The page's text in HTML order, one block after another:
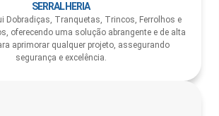
SERRALHERIA
Dobradiças, Tranquetas, Trincos, Ferrolhos e
oferecendo uma solução abrangente e de alta
aprimorar qualquer projeto, assegurando
segurança e excelência.